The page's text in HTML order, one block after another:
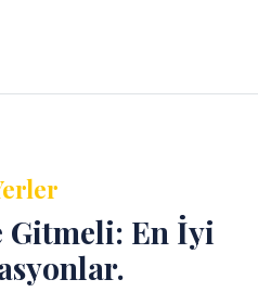
Gitmeli: En İyi